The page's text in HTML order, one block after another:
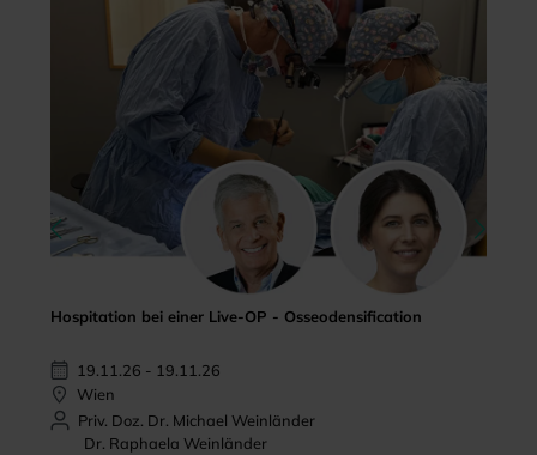
Hospitation bei einer Live-OP - Osseodensification
19.11.26 - 19.11.26
Wien
Priv. Doz. Dr. Michael Weinländer
Dr. Raphaela Weinländer